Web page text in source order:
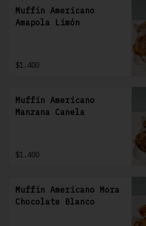
Muffin Americano
Amapola Limón
$1.400
Muffin Americano
Manzana Canela
$1.400
Muffin Americano Mora
Chocolate Blanco